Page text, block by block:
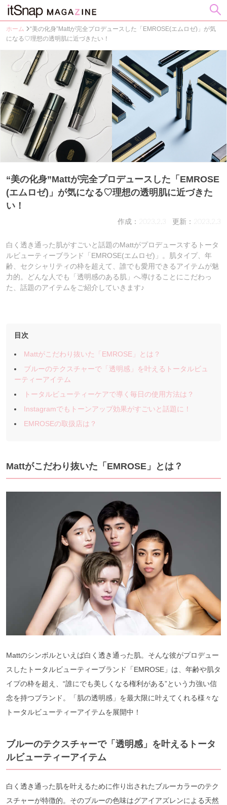
ホーム
“美の化身”Mattが完全プロデュースした「EMROSE(エムロゼ)」が気
になる♡理想の透明肌に近づきたい！
“美の化身”Mattが完全プロデュースした「EMROSE
(エムロゼ)」が気になる♡理想の透明肌に近づきた
い！
作成：2023.2.3 更新：2023.2.3
白く透き通った肌がすごいと話題のMattがプロデュースするトータ
ルビューティーブランド「EMROSE(エムロゼ)」。肌タイプ、年
齢、セクシャリティの枠を超えて、誰でも愛用できるアイテムが魅
力的。どんな人でも「透明感のある肌」へ導けることにこだわっ
た、話題のアイテムをご紹介していきます♪
目次
Mattがこだわり抜いた「EMROSE」とは？
ブルーのテクスチャーで「透明感」を叶えるトータルビュ
ーティーアイテム
トータルビューティーケアで導く毎日の使用方法は？
Instagramでもトーンアップ効果がすごいと話題に！
EMROSEの取扱店は？
Mattがこだわり抜いた「EMROSE」とは？
Mattのシンボルといえば白く透き通った肌。そんな彼がプロデュー
スしたトータルビューティーブランド「EMROSE」は、年齢や肌タ
イプの枠を超え、“誰にでも美しくなる権利がある”という力強い信
念を持つブランド。「肌の透明感」を最大限に叶えてくれる様々な
トータルビューティーアイテムを展開中！
ブルーのテクスチャーで「透明感」を叶えるトータ
ルビューティーアイテム
白く透き通った肌を叶えるために作り出されたブルーカラーのテク
スチャーが特徴的。そのブルーの色味はグアイアズレンによる天然